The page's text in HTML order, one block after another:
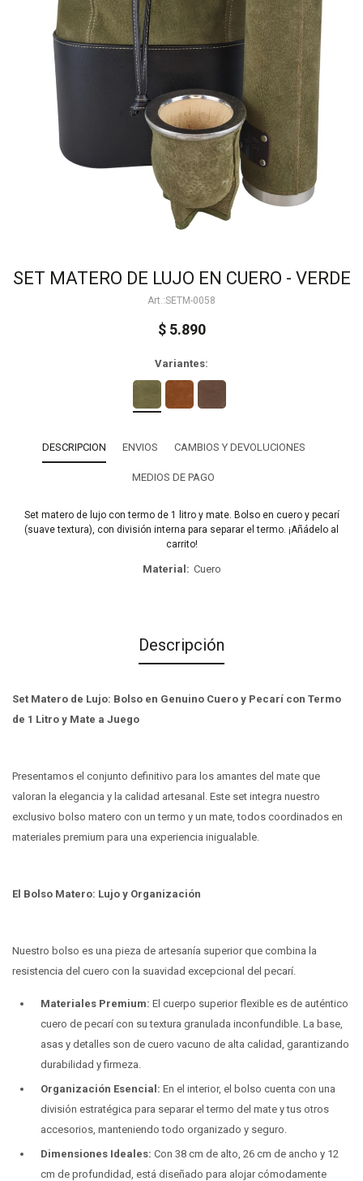
SET MATERO DE LUJO EN CUERO - VERDE
SETM-0058
$ 5.890
Variantes:
DESCRIPCION ENVIOS CAMBIOS Y DEVOLUCIONES
MEDIOS DE PAGO
Set matero de lujo con termo de 1 litro y mate. Bolso en cuero y pecarí
(suave textura), con división interna para separar el termo. ¡Añádelo al
carrito!
Material Cuero
Descripción
Set Matero de Lujo: Bolso en Genuino Cuero y Pecarí con Termo
de 1 Litro y Mate a Juego
Presentamos el conjunto definitivo para los amantes del mate que
valoran la elegancia y la calidad artesanal. Este set integra nuestro
exclusivo bolso matero con un termo y un mate, todos coordinados en
materiales premium para una experiencia inigualable.
El Bolso Matero: Lujo y Organización
Nuestro bolso es una pieza de artesanía superior que combina la
resistencia del cuero con la suavidad excepcional del pecarí.
Materiales Premium: El cuerpo superior flexible es de auténtico
cuero de pecarí con su textura granulada inconfundible. La base,
asas y detalles son de cuero vacuno de alta calidad, garantizando
durabilidad y firmeza.
Organización Esencial: En el interior, el bolso cuenta con una
división estratégica para separar el termo del mate y tus otros
accesorios, manteniendo todo organizado y seguro.
Dimensiones Ideales: Con 38 cm de alto, 26 cm de ancho y 12
cm de profundidad, está diseñado para alojar cómodamente